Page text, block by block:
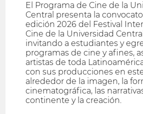
El Programa de Cine de la
Central presenta la
edición 2026 del Festival
Cine de la Universidad
invitando a estudiantes y
programas de cine y afines,
artistas de toda
con sus producciones en
alrededor de la imagen, la
cinematográfica, las
continente y la creación.